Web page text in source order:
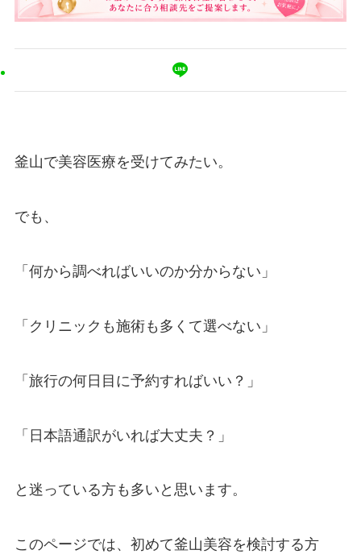
釜山で美容医療を受けてみたい。
でも、
「何から調べればいいのか分からない」
「クリニックも施術も多くて選べない」
「旅行の何日目に予約すればいい？」
「日本語通訳がいれば大丈夫？」
と迷っている方も多いと思います。
このページでは、初めて釜山美容を検討する方